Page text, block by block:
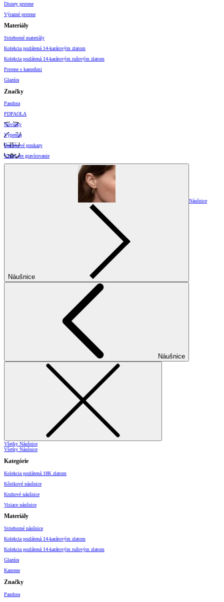
Disney prstene
Výrazné prstene
Materiály
Strieborné materiály
Kolekcia pozlátená 14-karátovým zlatom
Kolekcia pozlátená 14-karátovým ružovým zlatom
Prstene s kameňmi
Glazúra
Značky
Pandora
PDPAOLA
Novinky
Výpredaj
Darčekové poukazy
Vzory pre gravírovanie
Náušnice
Náušnice
Náušnice
Všetky Náušnice
Všetky Náušnice
Kategórie
Kolekcia pozlátená 18K zlatom
Kôstkové náušnice
Kruhové náušnice
Visiace náušnice
Materiály
Strieborné náušnice
Kolekcia pozlátená 14-karátovým zlatom
Kolekcia pozlátená 14-karátovým ružovým zlatom
Glazúra
Kamene
Značky
Pandora